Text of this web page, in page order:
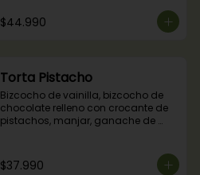
$44.990
Torta Pistacho
Bizcocho de vainilla, bizcocho de
chocolate relleno con crocante de
pistachos, manjar, ganache de
$37.990